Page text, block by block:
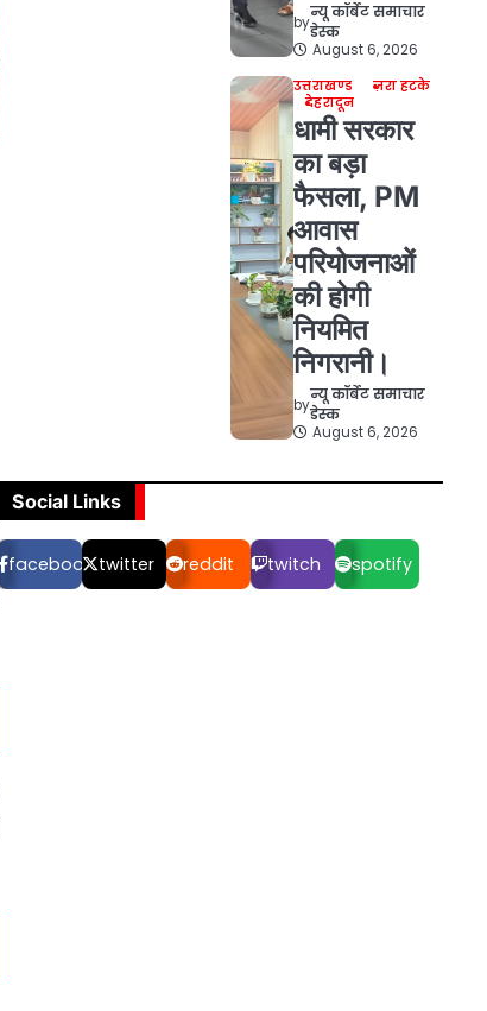
by
न्यू कॉर्बेट समाचार
डेस्क
August 6, 2026
उत्तराखण्ड
ज़रा हटके
देहरादून
धामी सरकार
का बड़ा
फैसला, PM
आवास
परियोजनाओं
की होगी
नियमित
निगरानी।
by
न्यू कॉर्बेट समाचार
डेस्क
August 6, 2026
Social Links
facebook twitter reddit twitch spotify